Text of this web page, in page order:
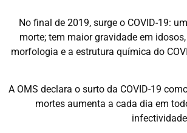
No final de 2019, surge o COVID-19:
morte; tem maior gravidade em
morfologia e a estrutura química do
A OMS declara o surto da COVID-19
mortes aumenta a cada dia em